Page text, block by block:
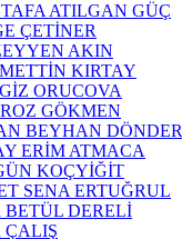
ATILGAN GÜÇ
ÇETİNER
AKIN
KIRTAY
ORUCOVA
GÖKMEN
BEYHAN DÖNDER
ERİM ATMACA
KOÇYİĞİT
SENA ERTUĞRUL
BETÜL DERELİ
ÇALIŞ